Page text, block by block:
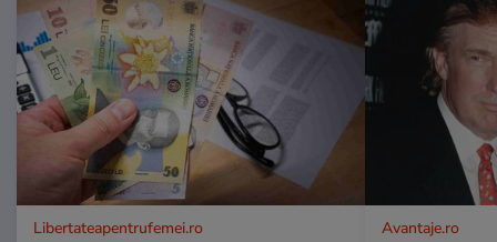
Libertateapentrufemei.ro Avantaje.ro